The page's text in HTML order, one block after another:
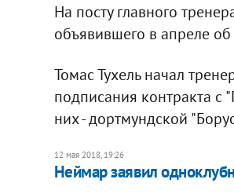
На посту главного
объявившего в апреле
Томас Тухель начал
подписания контракта
них - дортмундской
12 мая 2018, 19:26
Неймар заявил